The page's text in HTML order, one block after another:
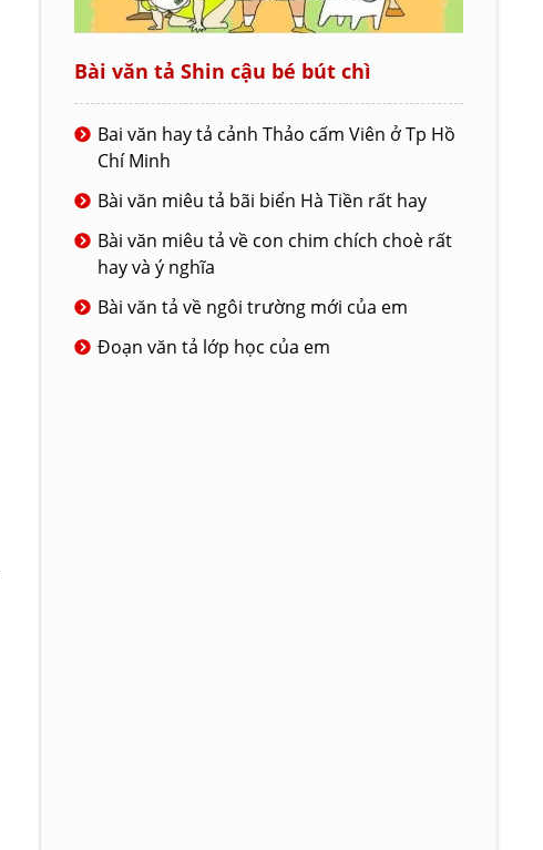
Bài văn tả Shin cậu bé bút chì
Bai văn hay tả cảnh Thảo cấm Viên ở Tp Hồ
Chí Minh
Bài văn miêu tả bãi biển Hà Tiền rất hay
Bài văn miêu tả về con chim chích choè rất
hay và ý nghĩa
Bài văn tả về ngôi trường mới của em
Đoạn văn tả lớp học của em